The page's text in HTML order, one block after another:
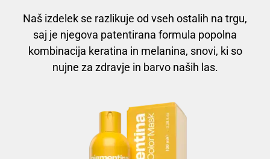
Naš izdelek se razlikuje od vseh ostalih na trgu,
saj je njegova patentirana formula popolna
kombinacija keratina in melanina, snovi, ki so
nujne za zdravje in barvo naših las.